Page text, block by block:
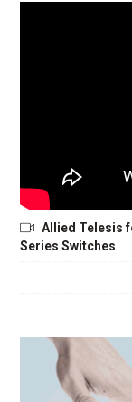
Allied Telesis
Series Switches